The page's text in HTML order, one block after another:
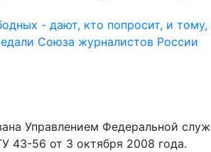
- дают, кто попросит, и тому,
Союза журналистов России
Управлением Федеральной
43-56 от 3 октября 2008 года.